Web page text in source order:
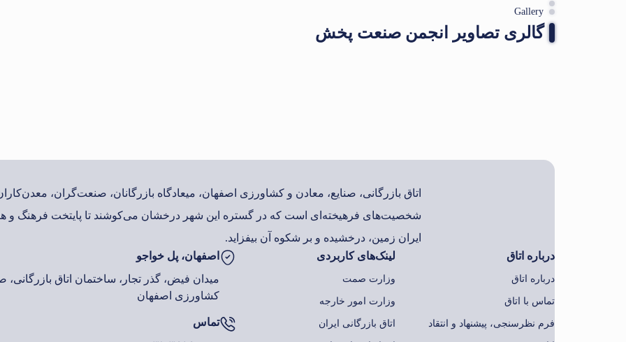
Gallery
گالری تصاویر انجمن صنعت پخش
اتاق بازرگانی، صنایع، معادن و کشاورزی اصفهان، میعادگاه بازرگانان، صنعت‌گران،
شخصیت‌های فرهیخته‌ای است که در گستره این شهر درخشان می‌کوشند تا پایتخت فرهنگ و
ایران زمین، درخشیده و بر شکوه آن بیفزاید.
درباره اتاق
درباره اتاق
تماس با اتاق
فرم نظرسنجی، پیشنهاد و انتقاد
لینک‌های کاربردی
وزارت صمت
وزارت امور خارجه
اتاق بازرگانی ایران
اصفهان، پل خواجو
میدان فیض، گذر تجار، ساختمان اتاق بازرگانی،
کشاورزی اصفهان
تماس